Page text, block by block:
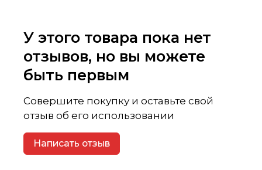
У этого товара пока нет
отзывов, но вы можете
быть первым
Совершите покупку и оставьте свой
отзыв об его использовании
Написать отзыв